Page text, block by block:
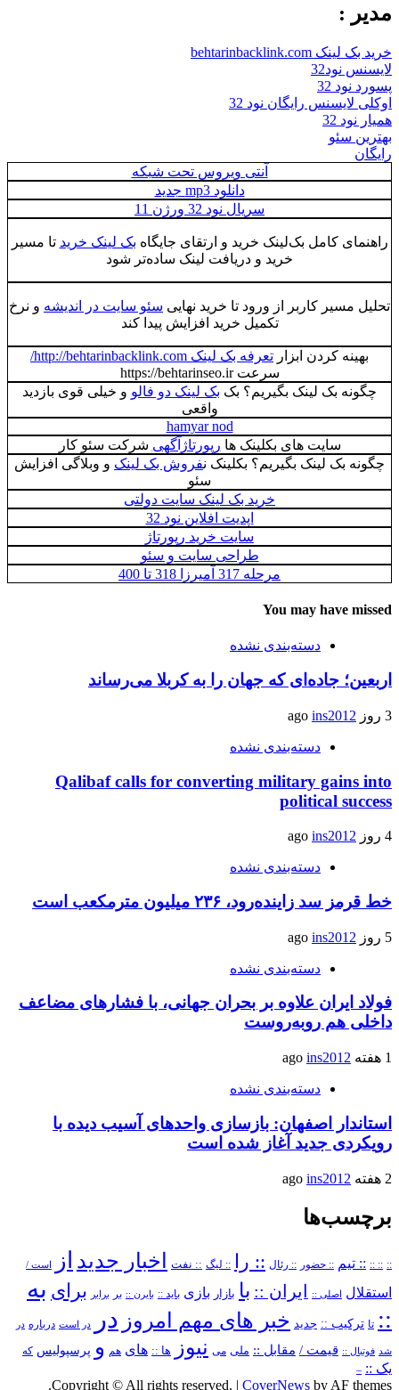
مدیر :
خرید بک لینک behtarinbacklink.com
لایسنس نود32
پسورد نود 32
اوکلی لایسنس رایگان نود 32
همیار نود 32
بهترین سئو
رایگان
آنتی ویروس تحت شبکه
دانلود mp3 جدید
سریال نود 32 ورژن 11
راهنمای کامل بک‌لینک خرید و ارتقای جایگاه بک لینک خرید تا مسیر
خرید و دریافت لینک ساده‌تر شود
تحلیل مسیر کاربر از ورود تا خرید نهایی سئو سایت در اندیشه و نرخ
تکمیل خرید افزایش پیدا کند
بهینه کردن ابزار تعرفه بک لینک http://behtarinbacklink.com/
سرعت https://behtarinseo.ir
چگونه بک لینک بگیریم؟ بک بک لینک دو فالو و خیلی قوی بازدید
واقعی
hamyar nod
سایت های بکلینک ها رپورتاژآگهی شرکت سئو کار
چگونه بک لینک بگیریم؟ بکلینک نفروش بک لینک و وبلاگی افزایش
سئو
خرید بک لینک سایت دولتی
اپدیت افلاین نود 32
سایت خرید رپورتاژ
طراحی سایت و سئو
مرحله 317 آمیرزا 318 تا 400
You may have missed
دسته‌بندی نشده
اربعین؛ جاده‌ای که جهان را به کربلا می‌رساند
3 روز ago ins2012
دسته‌بندی نشده
Qalibaf calls for converting military gains into
political success
4 روز ago ins2012
دسته‌بندی نشده
خط قرمز سد زاینده‌رود، ۲۳۶ میلیون مترمکعب است
5 روز ago ins2012
دسته‌بندی نشده
فولاد ایران علاوه بر بحران جهانی، با فشارهای مضاعف
داخلی هم روبه‌روست
1 هفته ago ins2012
دسته‌بندی نشده
استاندار اصفهان: بازسازی واحدهای آسیب دیده با
رویکردی جدید آغاز شده است
2 هفته ago ins2012
برچسب‌ها
::
:: :: :: تیم :: حضور :: رئال :: را :: لیگ :: نفت اخبار جدید از است /
استقلال اصلی :: ایران :: با بازار بازی باید :: بایرن :: بر برابر برای به
:: تا ترکیب :: جدید خبر های مهم امروز در در است درباره در
شد فوتبال :: قیمت / مقابل :: ملی می نیوز ها :: های هم و پرسپولیس که
یک :: –
Copyright © All rights reserved. | CoverNews by AF themes.